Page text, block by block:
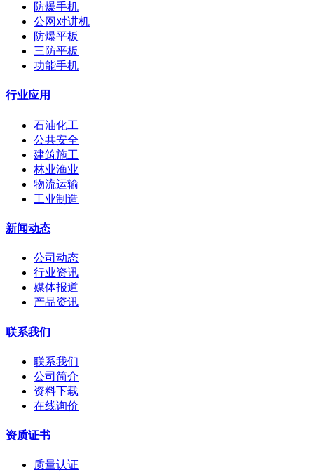
防爆手机
公网对讲机
防爆平板
三防平板
功能手机
行业应用
石油化工
公共安全
建筑施工
林业渔业
物流运输
工业制造
新闻动态
公司动态
行业资讯
媒体报道
产品资讯
联系我们
联系我们
公司简介
资料下载
在线询价
资质证书
质量认证